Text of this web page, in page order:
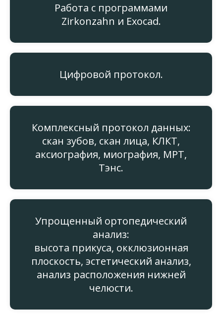
Работа с программами
Zirkonzahn и Exocad.
Цифровой протокол.
Комплексный протокол данных:
скан зубов, скан лица, КЛКТ,
аксиография, миография, МРТ,
Тэнс.
Упрощенный ортопедический
анализ:
высота прикуса, окклюзионная
плоскость, эстетический анализ,
анализ расположения нижней
челюсти.